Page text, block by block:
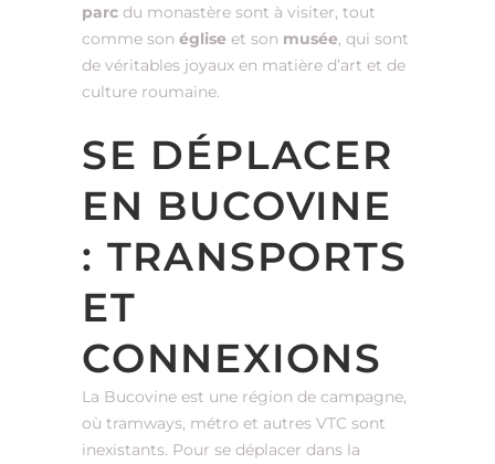
parc du monastère sont à visiter, tout
comme son église et son musée, qui sont
de véritables joyaux en matière d’art et de
culture roumaine.
SE DÉPLACER
EN BUCOVINE
: TRANSPORTS
ET
CONNEXIONS
La Bucovine est une région de campagne,
où tramways, métro et autres VTC sont
inexistants. Pour se déplacer dans la